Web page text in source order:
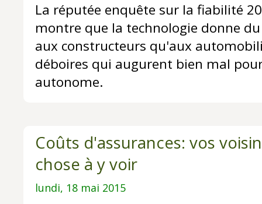
La réputée enquête sur la fiabilité
montre que la technologie donne
aux constructeurs qu'aux
déboires qui augurent bien mal
autonome.
Coûts d'assurances: vos
chose à y voir
lundi, 18 mai 2015